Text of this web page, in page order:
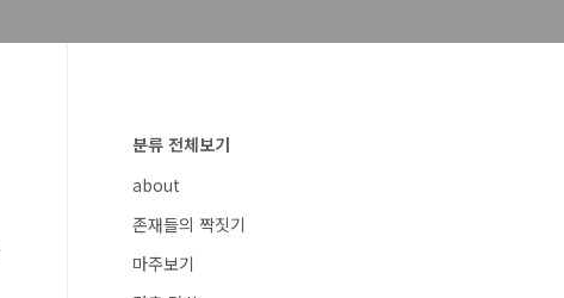
분류 전체보기
about
존재들의 짝짓기
마주보기